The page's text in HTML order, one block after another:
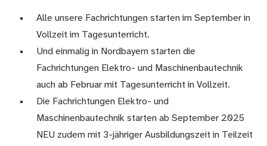
Alle unsere Fachrichtungen starten im September in
Vollzeit im Tagesunterricht.
Und einmalig in Nordbayern starten die
Fachrichtungen Elektro- und Maschinenbautechnik
auch ab Februar mit Tagesunterricht in Vollzeit.
Die Fachrichtungen Elektro- und
Maschinenbautechnik starten ab September 2025
NEU zudem mit 3-jähriger Ausbildungszeit in Teilzeit